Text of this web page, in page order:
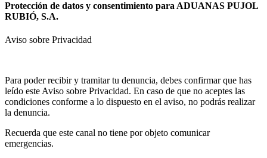
Protección de datos y consentimiento para ADUANAS PUJOL
RUBIÓ, S.A.
Aviso sobre Privacidad
Para poder recibir y tramitar tu denuncia, debes confirmar que has
leído este Aviso sobre Privacidad. En caso de que no aceptes las
condiciones conforme a lo dispuesto en el aviso, no podrás realizar
la denuncia.
Recuerda que este canal no tiene por objeto comunicar
emergencias.